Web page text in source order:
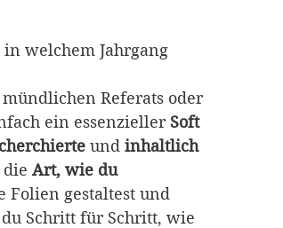
welchem Jahrgang
Referats oder
ein essenzieller Soft
und inhaltlich
die Art, wie du
Folien gestaltest und
Schritt für Schritt, wie